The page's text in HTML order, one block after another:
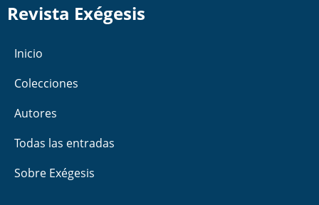
Revista Exégesis
Inicio
Colecciones
Autores
Todas las entradas
Sobre Exégesis